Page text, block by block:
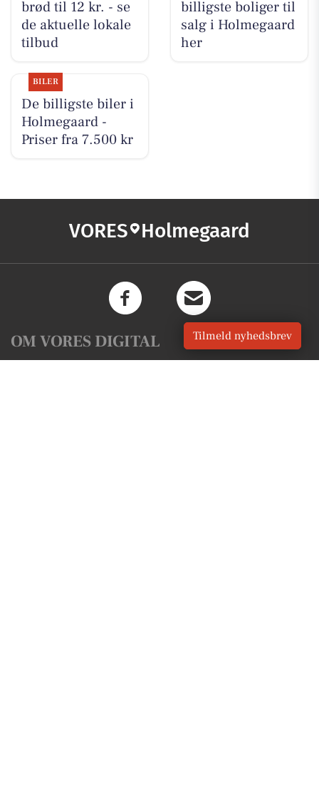
brød til 12 kr. - se
de aktuelle lokale
tilbud
billigste boliger til
salg i Holmegaard
her
BILER
De billigste biler i
Holmegaard -
Priser fra 7.500 kr
VORES Holmegaard
OM VORES DIGITAL Tilmeld nyhedsbrev